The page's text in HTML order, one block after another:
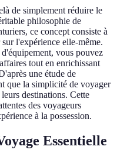
de simplement réduire le
philosophie de
ce concept consiste à
l'expérience elle-même.
vous pouvez
tout en enrichissant
une étude de
que la simplicité de voyager
destinations. Cette
des voyageurs
à la possession.
Essentielle